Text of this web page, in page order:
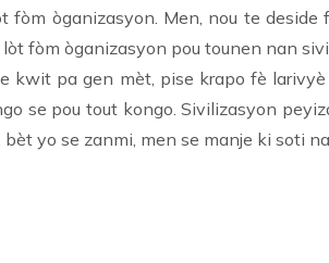
òganizasyon. Men, nou te deside
fòm òganizasyon pou tounen nan
kwit pa gen mèt, pise krapo fè
se pou tout kongo. Sivilizasyon
yo se zanmi, men se manje ki soti